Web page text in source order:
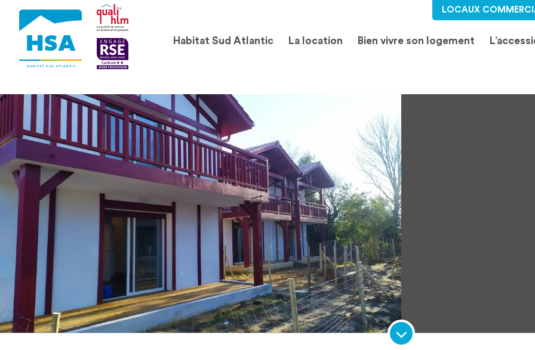
Habitat Sud Atlantic La location Bien vivre son logement
LOCAUX